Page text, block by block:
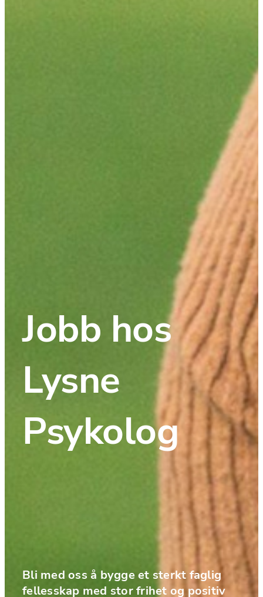
Jobb hos
Lysne
Psykolog
Bli med oss å bygge et sterkt faglig
fellesskap med stor frihet og positiv